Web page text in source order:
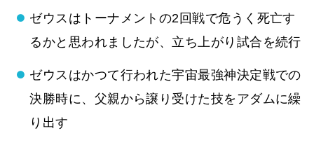
ゼウスはトーナメントの2回戦で危うく死亡す
るかと思われましたが、立ち上がり試合を続行
ゼウスはかつて行われた宇宙最強神決定戦での
決勝時に、父親から譲り受けた技をアダムに繰
り出す